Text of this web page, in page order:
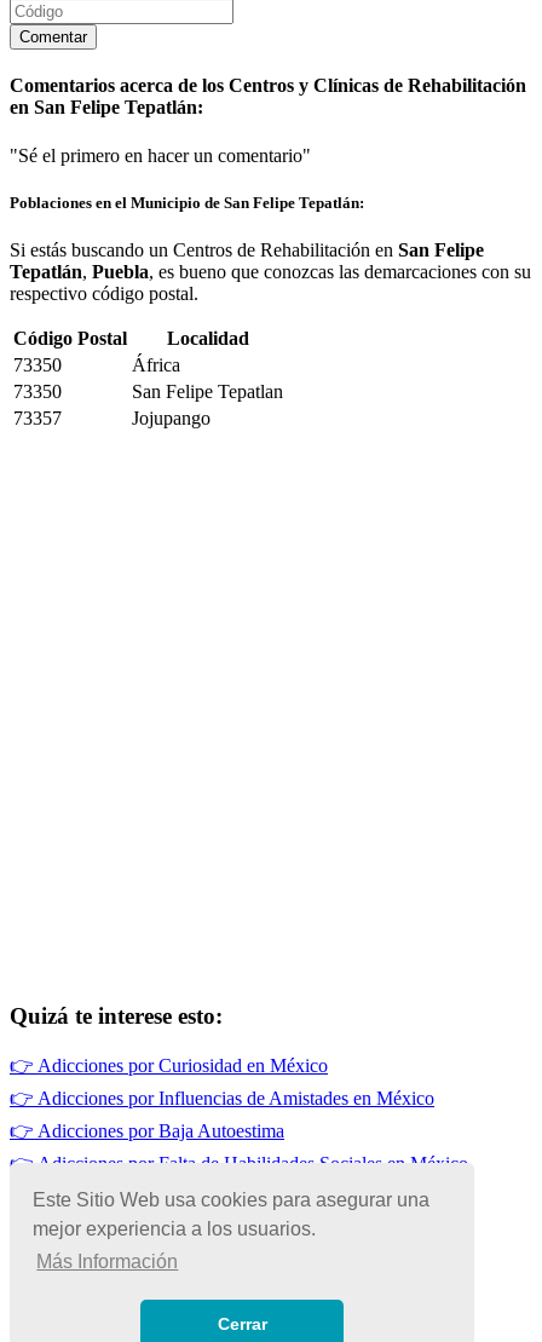
Este Sitio Web usa cookies para asegurar una
mejor experiencia a los usuarios.
Más Información
Cerrar
Comentarios acerca de los Centros y Clínicas de Rehabilitación
en San Felipe Tepatlán:
"Sé el primero en hacer un comentario"
Poblaciones en el Municipio de San Felipe Tepatlán:
Si estás buscando un Centros de Rehabilitación en San Felipe
Tepatlán, Puebla, es bueno que conozcas las demarcaciones con su
respectivo código postal.
Código Postal
Localidad
73350
África
73350
San Felipe Tepatlan
73357
Jojupango
Quizá te interese esto:
👉 Adicciones por Curiosidad en México
👉 Adicciones por Influencias de Amistades en México
👉 Adicciones por Baja Autoestima
👉 Adicciones por Falta de Habilidades Sociales en México
👉Adicciones por Influencias Familiares en México
👉Alcoholismo en México
© Copyright 2026 | Todos los Derechos Reservados